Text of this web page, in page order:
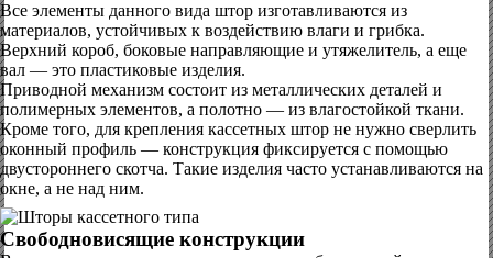
Все элементы данного вида штор изготавливаются из
материалов, устойчивых к воздействию влаги и грибка.
Верхний короб, боковые направляющие и утяжелитель, а еще
вал — это пластиковые изделия.
Приводной механизм состоит из металлических деталей и
полимерных элементов, а полотно — из влагостойкой ткани.
Кроме того, для крепления кассетных штор не нужно сверлить
оконный профиль — конструкция фиксируется с помощью
двустороннего скотча. Такие изделия часто устанавливаются на
окне, а не над ним.
Свободновисящие конструкции